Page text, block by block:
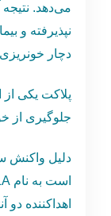
می‌دهد.
نپذیرفته و
دچار
پلاکت‌ یکی
جلوگیری از
دلیل واکنش